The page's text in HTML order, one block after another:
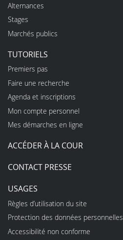
Alternances
Stages
Marchés publics
TUTORIELS
Premiers pas
Faire une recherche
Agenda et inscriptions
Mon compte personnel
Mes démarches en ligne
ACCÉDER À LA COUR
CONTACT PRESSE
USAGES
Règles d’utilisation du site
Protection des données personnelles
Accessibilité non conforme